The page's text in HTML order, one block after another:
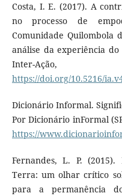
Costa, I. E. (2017). A
no processo de
Comunidade Quilombola
análise da experiência
Inter-Ação,
https://doi.org/10.5216/
Dicionário Informal.
Por Dicionário inFormal
https://
Fernandes, L. P.
Terra: um olhar crítico
para a permanência